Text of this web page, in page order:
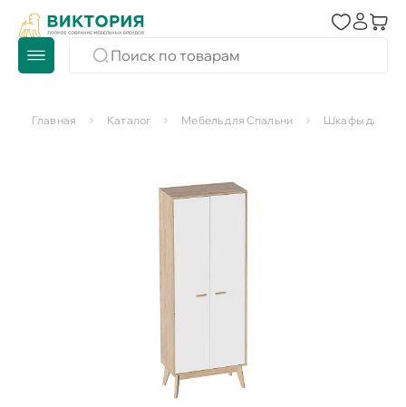
Главная Каталог Мебель для Спальни Шкафы для